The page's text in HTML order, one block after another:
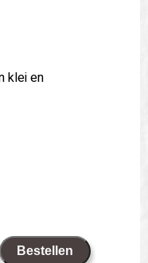
klei en
Bestellen